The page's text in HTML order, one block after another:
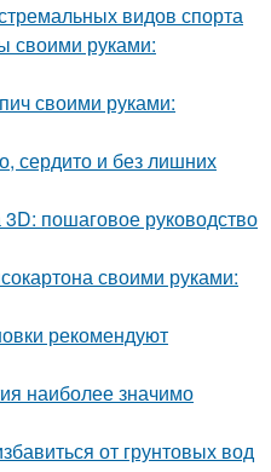
видов спорта
своими руками:
своими руками:
сердито и без лишних
пошаговое руководство
своими руками:
рекомендуют
наиболее значимо
от грунтовых вод